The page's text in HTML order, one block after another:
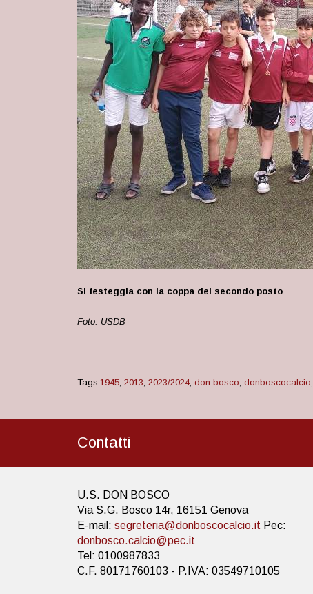
Si festeggia con la coppa del secondo posto
Foto: USDB
Tags:1945, 2013, 2023/2024, don bosco, donboscocalcio,
Contatti
U.S. DON BOSCO
Via S.G. Bosco 14r, 16151 Genova
E-mail: segreteria@donboscocalcio.it Pec:
donbosco.calcio@pec.it
Tel: 0100987833
C.F. 80171760103 - P.IVA: 03549710105